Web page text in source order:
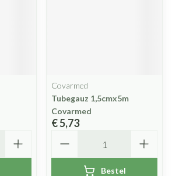
Covarmed
Tubegauz 1,5cmx5m
Covarmed
€ 5,73
Bestel